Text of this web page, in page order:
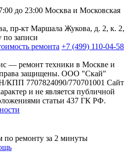
до 23:00 Москва и Московская
пр-кт Маршала Жукова, д. 2, к. 2,
записи
ремонта +7 (499) 110-04-58
— ремонт техники в Москве и
защищены. ООО "Скай"
7707824090/770701001 Сайт
и не является публичной
статьи 437 ГК РФ.
по ремонту за 2 минуты